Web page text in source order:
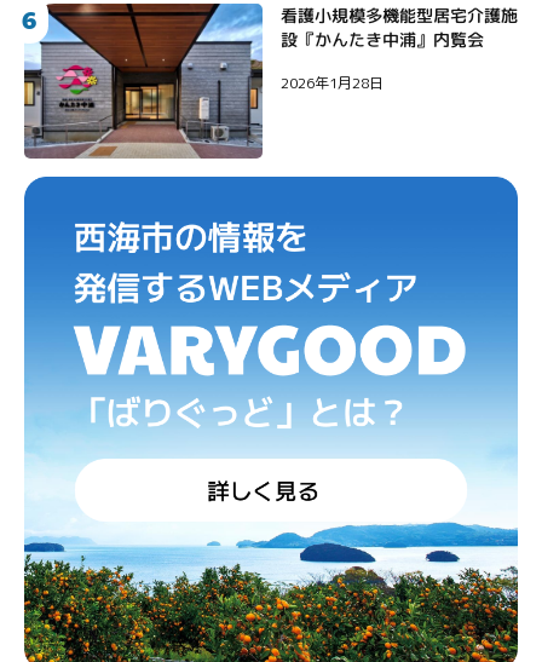
6 看護小規模多機能型居宅介護施
設『かんたき中浦』内覧会
2026年1月28日